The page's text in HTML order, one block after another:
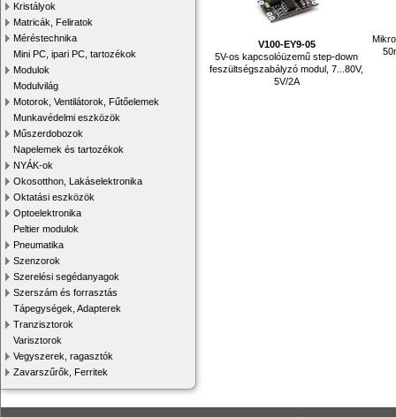
Kristályok
Matricák, Feliratok
Méréstechnika
Mini PC, ipari PC, tartozékok
Modulok
Modulvilág
Motorok, Ventilátorok, Fűtőelemek
Munkavédelmi eszközök
Műszerdobozok
Napelemek és tartozékok
NYÁK-ok
Okosotthon, Lakáselektronika
Oktatási eszközök
Optoelektronika
Peltier modulok
Pneumatika
Szenzorok
Szerelési segédanyagok
Szerszám és forrasztás
Tápegységek, Adapterek
Tranzisztorok
Varisztorok
Vegyszerek, ragasztók
Zavarszűrők, Ferritek
V100-EY9-05
5V-os kapcsolóüzemű step-down
feszültségszabályzó modul, 7...80V,
5V/2A